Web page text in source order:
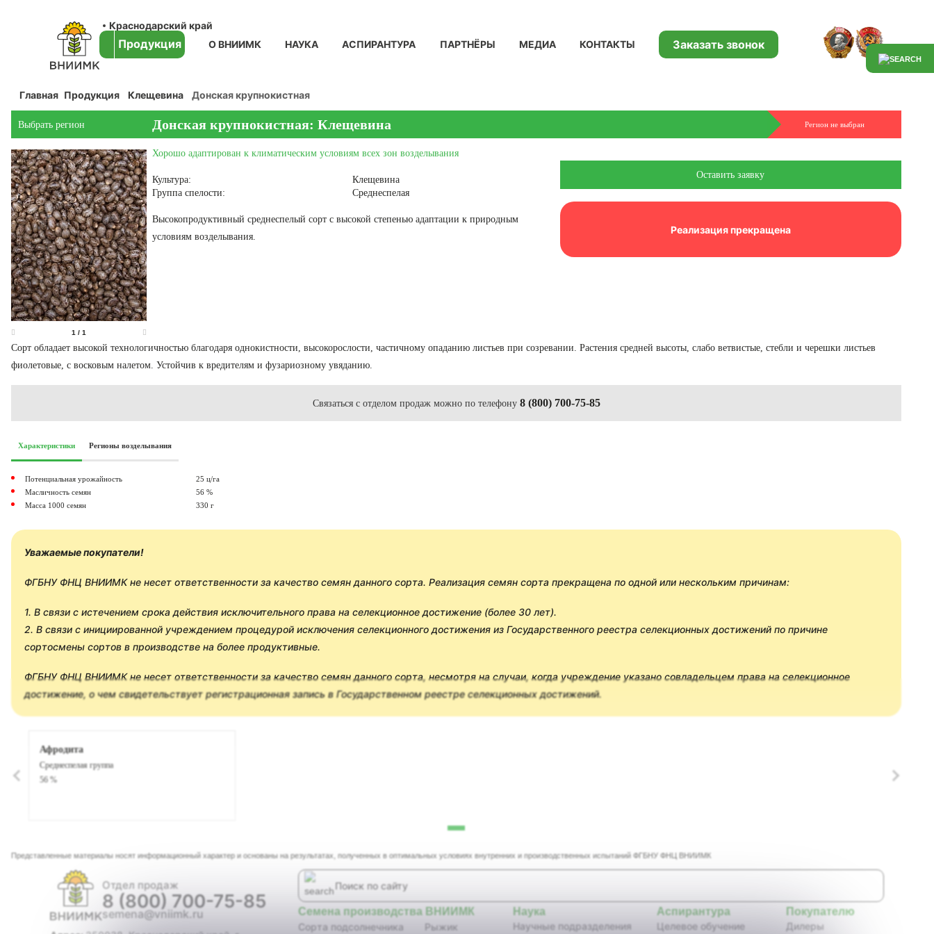
Краснодарский край
Продукция О ВНИИМК НАУКА АСПИРАНТУРА ПАРТНЁРЫ МЕДИА КОНТАКТЫ Заказать звонок
Главная Продукция Клещевина Донская крупнокистная
Выбрать регион Донская крупнокистная: Клещевина Регион не выбран
1 / 1
Хорошо адаптирован к климатическим условиям всех зон возделывания
Культура:
Клещевина
Группа спелости:
Среднеспелая
Высокопродуктивный среднеспелый сорт с высокой степенью адаптации к природным
условиям возделывания.
Оставить заявку
Реализация прекращена
Сорт обладает высокой технологичностью благодаря однокистности, высокорослости, частичному опаданию листьев при созревании. Растения средней высоты, слабо ветвистые, стебли и черешки листьев
фиолетовые, с восковым налетом. Устойчив к вредителям и фузариозному увяданию.
Связаться с отделом продаж можно по телефону 8 (800) 700-75-85
Характеристики Регионы возделывания
Потенциальная урожайность
25 ц/га
Масличность семян
56 %
Масса 1000 семян
330 г
Уважаемые покупатели!
ФГБНУ ФНЦ ВНИИМК не несет ответственности за качество семян данного сорта. Реализация семян сорта прекращена по одной или нескольким причинам:
1. В связи с истечением срока действия исключительного права на селекционное достижение (более 30 лет).
2. В связи с инициированной учреждением процедурой исключения селекционного достижения из Государственного реестра селекционных достижений по причине
сортосмены сортов в производстве на более продуктивные.
ФГБНУ ФНЦ ВНИИМК не несет ответственности за качество семян данного сорта, несмотря на случаи, когда учреждение указано совладельцем права на селекционное
достижение, о чем свидетельствует регистрационная запись в Государственном реестре селекционных достижений.
Афродита
Среднеспелая группа
56 %
Представленные материалы носят информационный характер и основаны на результатах, полученных в оптимальных условиях внутренних и производственных испытаний ФГБНУ ФНЦ ВНИИМК
Отдел продаж
8 (800) 700-75-85
semena@vniimk.ru
Семена производства ВНИИМК
Сорта подсолнечника
Рыжик
Наука
Научные подразделения
Аспирантура
Целевое обучение
Покупателю
Дилеры